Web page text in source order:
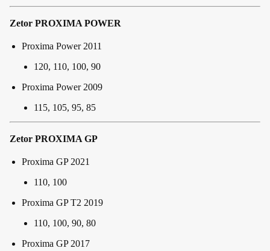
Zetor PROXIMA POWER
Proxima Power 2011
120, 110, 100, 90
Proxima Power 2009
115, 105, 95, 85
Zetor PROXIMA GP
Proxima GP 2021
110, 100
Proxima GP T2 2019
110, 100, 90, 80
Proxima GP 2017